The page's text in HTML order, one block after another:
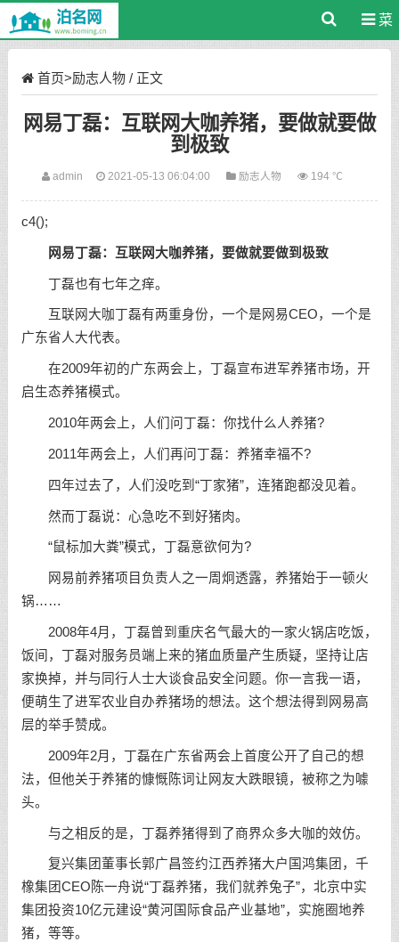
菜
首页>励志人物/ 正文
网易丁磊：互联网大咖养猪，要做就要做
到极致
admin 2021-05-13 06:04:00 励志人物 194 ℃
c4();
网易丁磊：互联网大咖养猪，要做就要做到极致
丁磊也有七年之痒。
互联网大咖丁磊有两重身份，一个是网易CEO，一个是
广东省人大代表。
在2009年初的广东两会上，丁磊宣布进军养猪市场，开
启生态养猪模式。
2010年两会上，人们问丁磊：你找什么人养猪?
2011年两会上，人们再问丁磊：养猪幸福不?
四年过去了，人们没吃到“丁家猪”，连猪跑都没见着。
然而丁磊说：心急吃不到好猪肉。
“鼠标加大粪”模式，丁磊意欲何为?
网易前养猪项目负责人之一周炯透露，养猪始于一顿火
锅……
2008年4月，丁磊曾到重庆名气最大的一家火锅店吃饭，
饭间，丁磊对服务员端上来的猪血质量产生质疑，坚持让店
家换掉，并与同行人士大谈食品安全问题。你一言我一语，
便萌生了进军农业自办养猪场的想法。这个想法得到网易高
层的举手赞成。
2009年2月，丁磊在广东省两会上首度公开了自己的想
法，但他关于养猪的慷慨陈词让网友大跌眼镜，被称之为噱
头。
与之相反的是，丁磊养猪得到了商界众多大咖的效仿。
复兴集团董事长郭广昌签约江西养猪大户国鸿集团，千
橡集团CEO陈一舟说“丁磊养猪，我们就养兔子”，北京中实
集团投资10亿元建设“黄河国际食品产业基地”，实施圈地养
猪，等等。